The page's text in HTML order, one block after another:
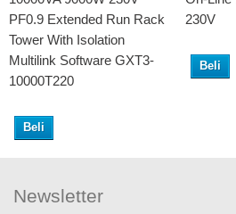
PF0.9 Extended Run Rack
Tower With Isolation
Multilink Software GXT3-
10000T220
Beli
230V
Beli
Newsletter